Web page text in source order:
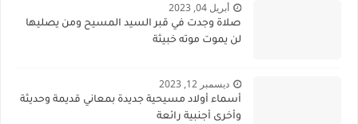
أبريل 04, 2023
صلاة وجدت في قبر السيد المسيح ومن يصليها
لن يموت موته خبيثة
ديسمبر 12, 2023
أسماء أولاد مسيحية جديدة بمعاني قديمة وحديثة
وأخرى أجنبية رائعة